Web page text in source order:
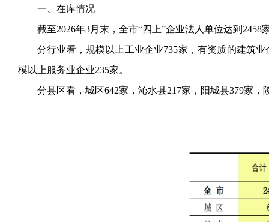
一、在库情况
截至2026年3月末，全市“四上”企业法人单位达到2458
分行业看，规模以上工业企业735家，有资质的建筑
模以上服务业企业235家。
分县区看，城区642家，沁水县217家，阳城县379家，